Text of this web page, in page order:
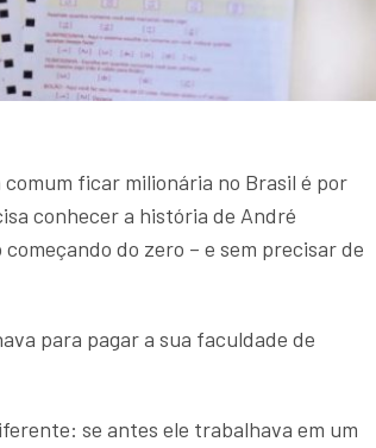
ficar milionária no Brasil é por
conhecer a história de André
do zero – e sem precisar de
para pagar a sua faculdade de
se antes ele trabalhava em um